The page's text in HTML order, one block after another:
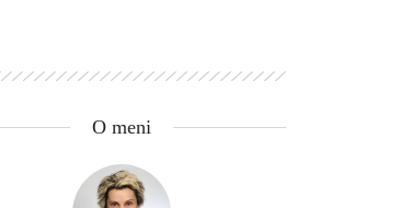
O meni